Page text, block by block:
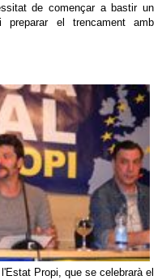
de començar a bastir un
el trencament amb
Propi, que se celebrarà el